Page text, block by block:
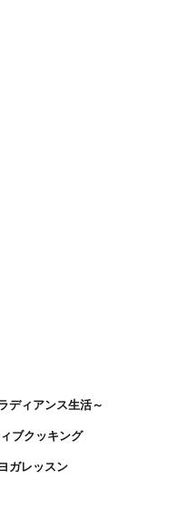
ディアンス生活～
ブクッキング
ガレッスン